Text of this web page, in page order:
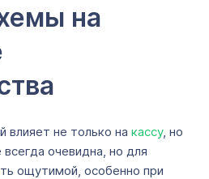
на
не только на кассу, но
всегда очевидна, но для
ощутимой, особенно при